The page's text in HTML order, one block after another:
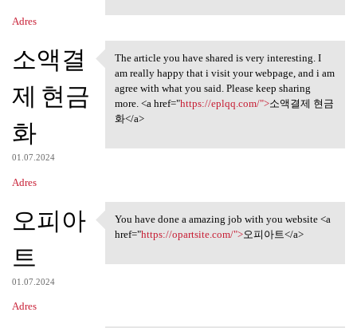
Adres
소액결
제 현금
화
01.07.2024
Adres
The article you have shared
The article you have shared is very interesting. I
am really happy that i visit your webpage, and i am
agree with what you said. Please keep sharing
more. <a href="https://eplqq.com/">소액결제 현금
화</a>
오피아
트
01.07.2024
Adres
You have done a amazing job
You have done a amazing job with you website <a
href="https://opartsite.com/">오피아트</a>